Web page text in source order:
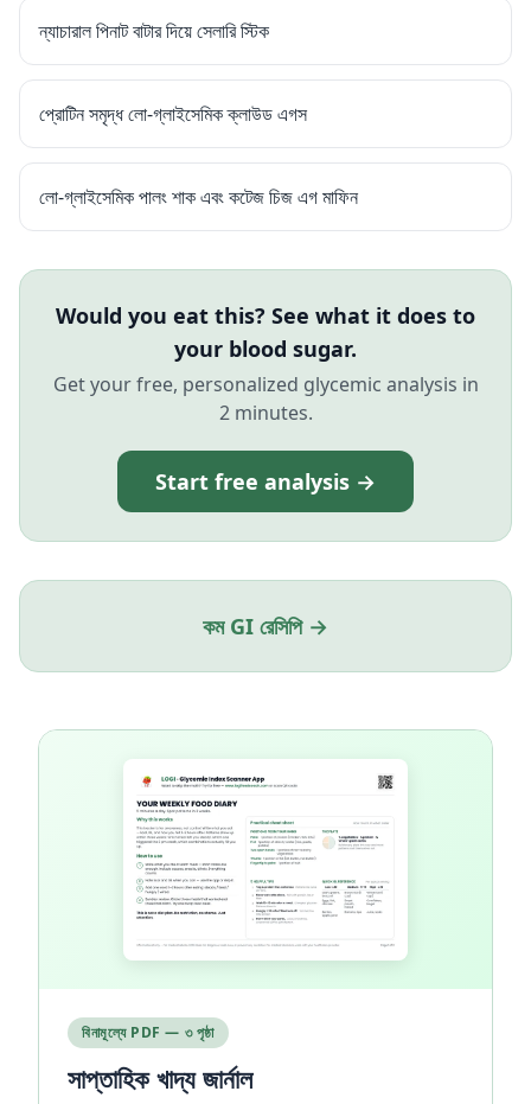
ন্যাচারাল পিনাট বাটার দিয়ে সেলারি স্টিক
প্রোটিন সমৃদ্ধ লো-গ্লাইসেমিক ক্লাউড এগস
লো-গ্লাইসেমিক পালং শাক এবং কটেজ চিজ এগ মাফিন
Would you eat this? See what it does to
your blood sugar.
Get your free, personalized glycemic analysis in
2 minutes.
Start free analysis →
কম GI রেসিপি →
বিনামূল্যে PDF — ৩ পৃষ্ঠা
সাপ্তাহিক খাদ্য জার্নাল